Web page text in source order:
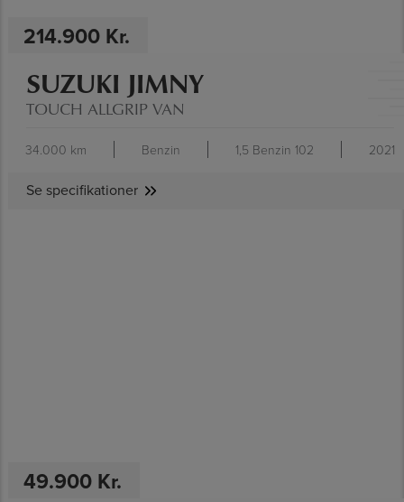
214.900 Kr.
SUZUKI JIMNY
TOUCH ALLGRIP VAN
34.000 km Benzin 1,5 Benzin 102 2021
Se specifikationer
49.900 Kr.